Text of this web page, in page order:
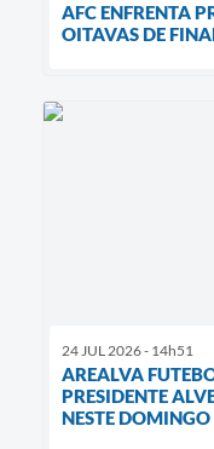
AFC ENFRENTA
OITAVAS DE
24 JUL 2026 - 14h51
AREALVA
PRESIDENTE
NESTE DOMINGO